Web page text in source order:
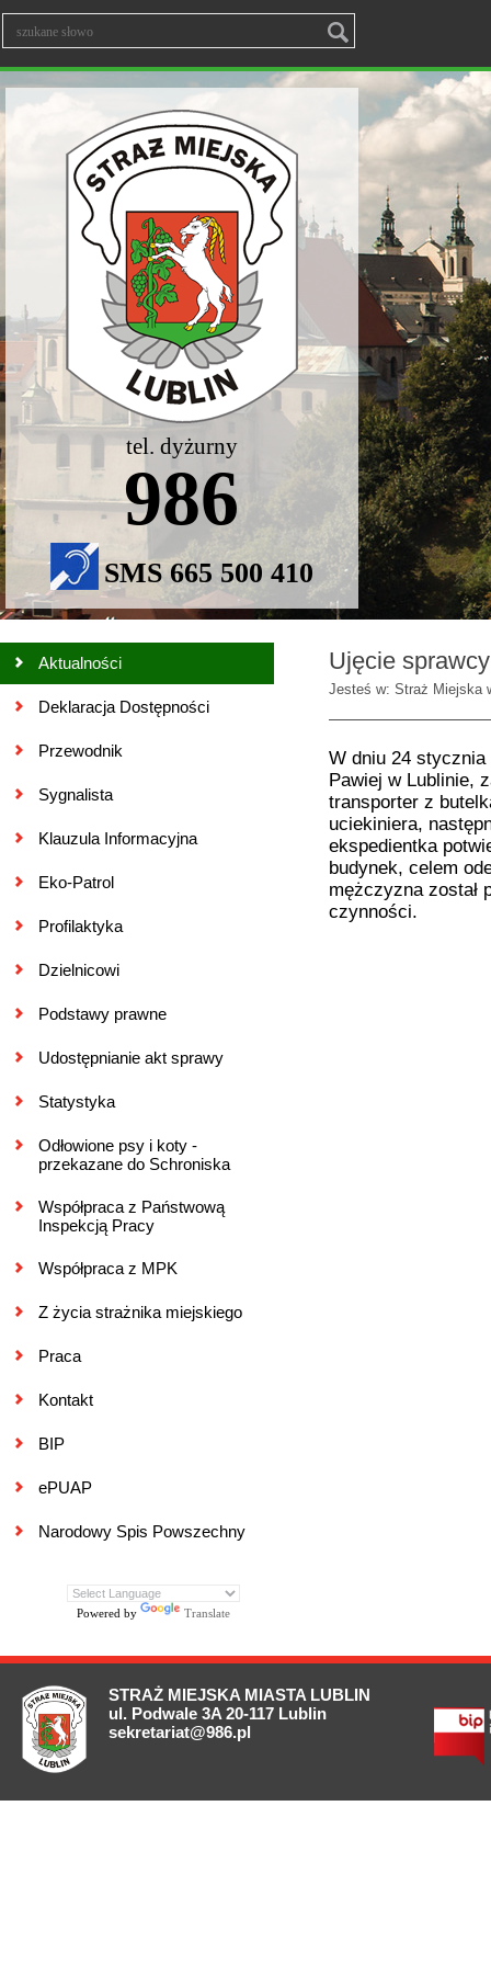
tel. dyżurny
986
SMS 665 500 410
Aktualności
Deklaracja Dostępności
Przewodnik
Sygnalista
Klauzula Informacyjna
Eko-Patrol
Profilaktyka
Dzielnicowi
Podstawy prawne
Udostępnianie akt sprawy
Statystyka
Odłowione psy i koty -
przekazane do Schroniska
Współpraca z Państwową
Inspekcją Pracy
Współpraca z MPK
Z życia strażnika miejskiego
Praca
Kontakt
BIP
ePUAP
Narodowy Spis Powszechny
Powered by Translate
Ujęcie
Jesteś w: Straż Miejska
W dniu 24
Pawiej w Lublinie,
transporter z
uciekiniera,
ekspedientka
budynek, celem
mężczyzna został
czynności.
STRAŻ MIEJSKA MIASTA LUBLIN
ul. Podwale 3A 20-117 Lublin
sekretariat@986.pl